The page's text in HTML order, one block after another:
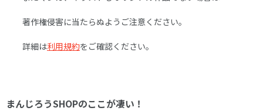
著作権侵害に当たらぬようご注意ください。
詳細は利用規約をご確認ください。
まんじろうSHOPのここが凄い！